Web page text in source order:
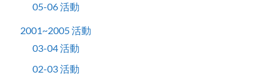
05-06 活動
2001~2005 活動
03-04 活動
02-03 活動